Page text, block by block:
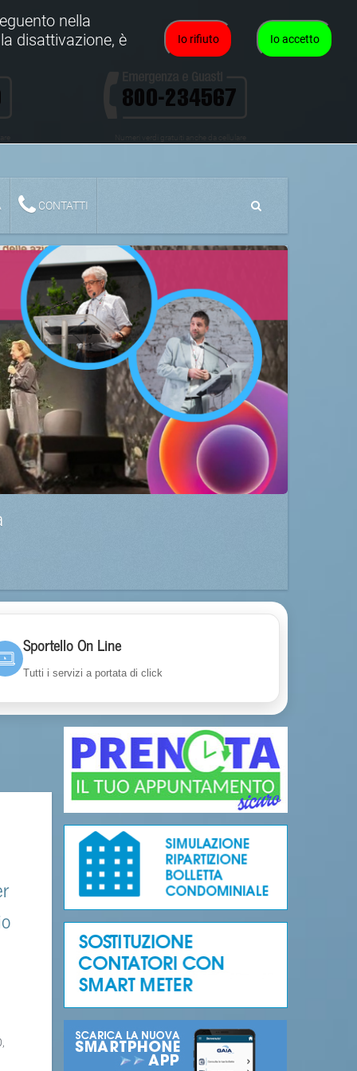
CONTATTI
Sportello On Line
Tutti i servizi a portata di click
Io accetto
Io rifiuto
nella
disattivazione, è